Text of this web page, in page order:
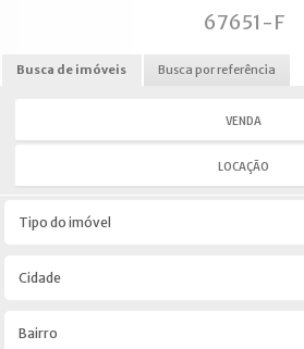
67651-F
Busca de imóveis Busca por referência
VENDA
LOCAÇÃO